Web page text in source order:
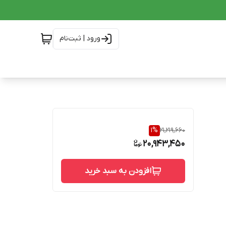
ورود | ثبت‌نام
21,219,660
1%
20,943,450
افزودن به سبد خرید